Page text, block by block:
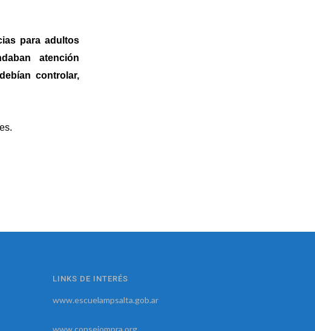
para adultos
atención
controlar,
LINKS DE INTERÉS
www.escuelampsalta.gob.ar